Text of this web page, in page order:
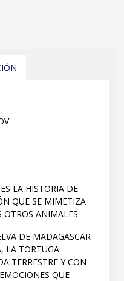
LA HISTORIA DE
QUE SE MIMETIZA
OTROS ANIMALES.
DE MADAGASCAR
LA TORTUGA
TERRESTRE Y CON
QUE